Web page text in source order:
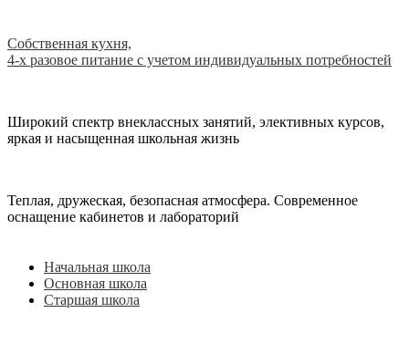
Собственная кухня,
4-х разовое питание с учетом индивидуальных потребностей
Широкий спектр внеклассных занятий, элективных курсов,
яркая и насыщенная школьная жизнь
Теплая, дружеская, безопасная атмосфера. Современное
оснащение кабинетов и лабораторий
Начальная школа
Основная школа
Старшая школа